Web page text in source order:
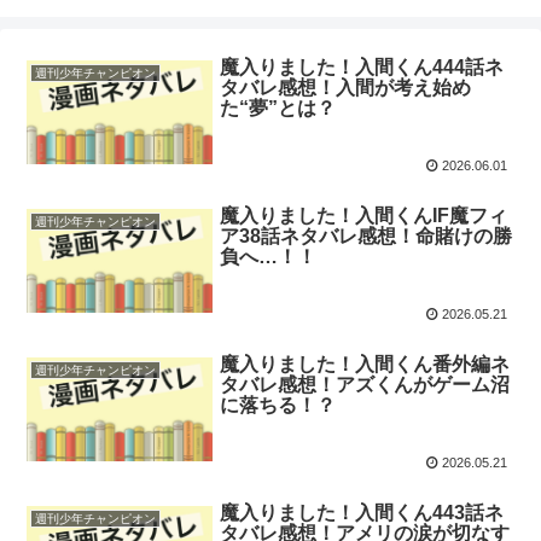
週刊少年チャンピオン
魔入りました！入間くん444話ネ
タバレ感想！入間が考え始め
た“夢”とは？
2026.06.01
週刊少年チャンピオン
魔入りました！入間くんIF魔フィ
ア38話ネタバレ感想！命賭けの勝
負へ…！！
2026.05.21
週刊少年チャンピオン
魔入りました！入間くん番外編ネ
タバレ感想！アズくんがゲーム沼
に落ちる！？
2026.05.21
週刊少年チャンピオン
魔入りました！入間くん443話ネ
タバレ感想！アメリの涙が切なす